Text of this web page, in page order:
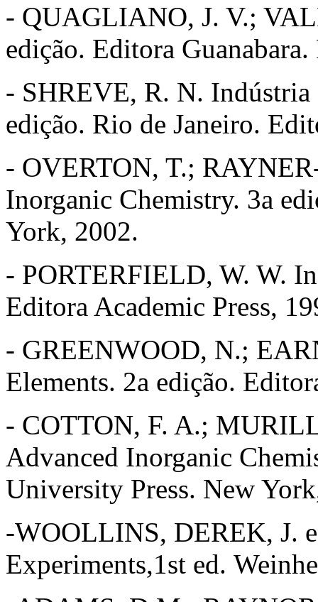
- QUAGLIANO, J. V.;
edição. Editora
- SHREVE, R. N. Indústria
edição. Rio de Janeiro.
- OVERTON, T.;
Inorganic Chemistry. 3a
York, 2002.
- PORTERFIELD, W. W.
Editora Academic Press,
- GREENWOOD, N.;
Elements. 2a edição.
- COTTON, F. A.;
Advanced Inorganic
University Press. New
-WOOLLINS, DEREK, J.
Experiments,1st ed.